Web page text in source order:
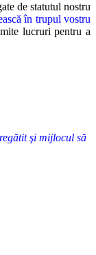
de statutul nostru
în trupul vostru
lucruri pentru a
şi mijlocul să